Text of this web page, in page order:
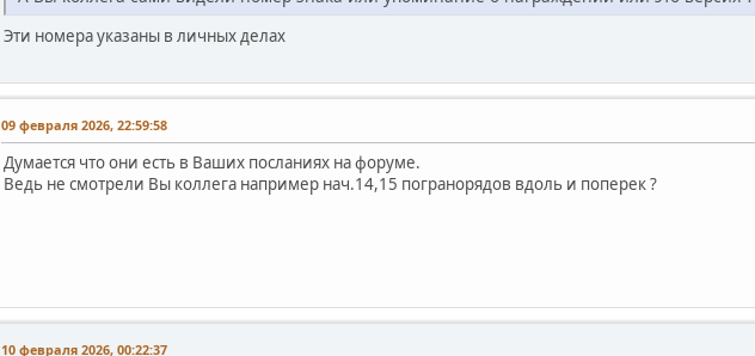
Эти номера указаны в личных делах
09 февраля 2026, 22:59:58
Думается что они есть в Ваших посланиях на форуме.
Ведь не смотрели Вы коллега например нач.14,15 погранорядов вдоль и поперек ?
10 февраля 2026, 00:22:37